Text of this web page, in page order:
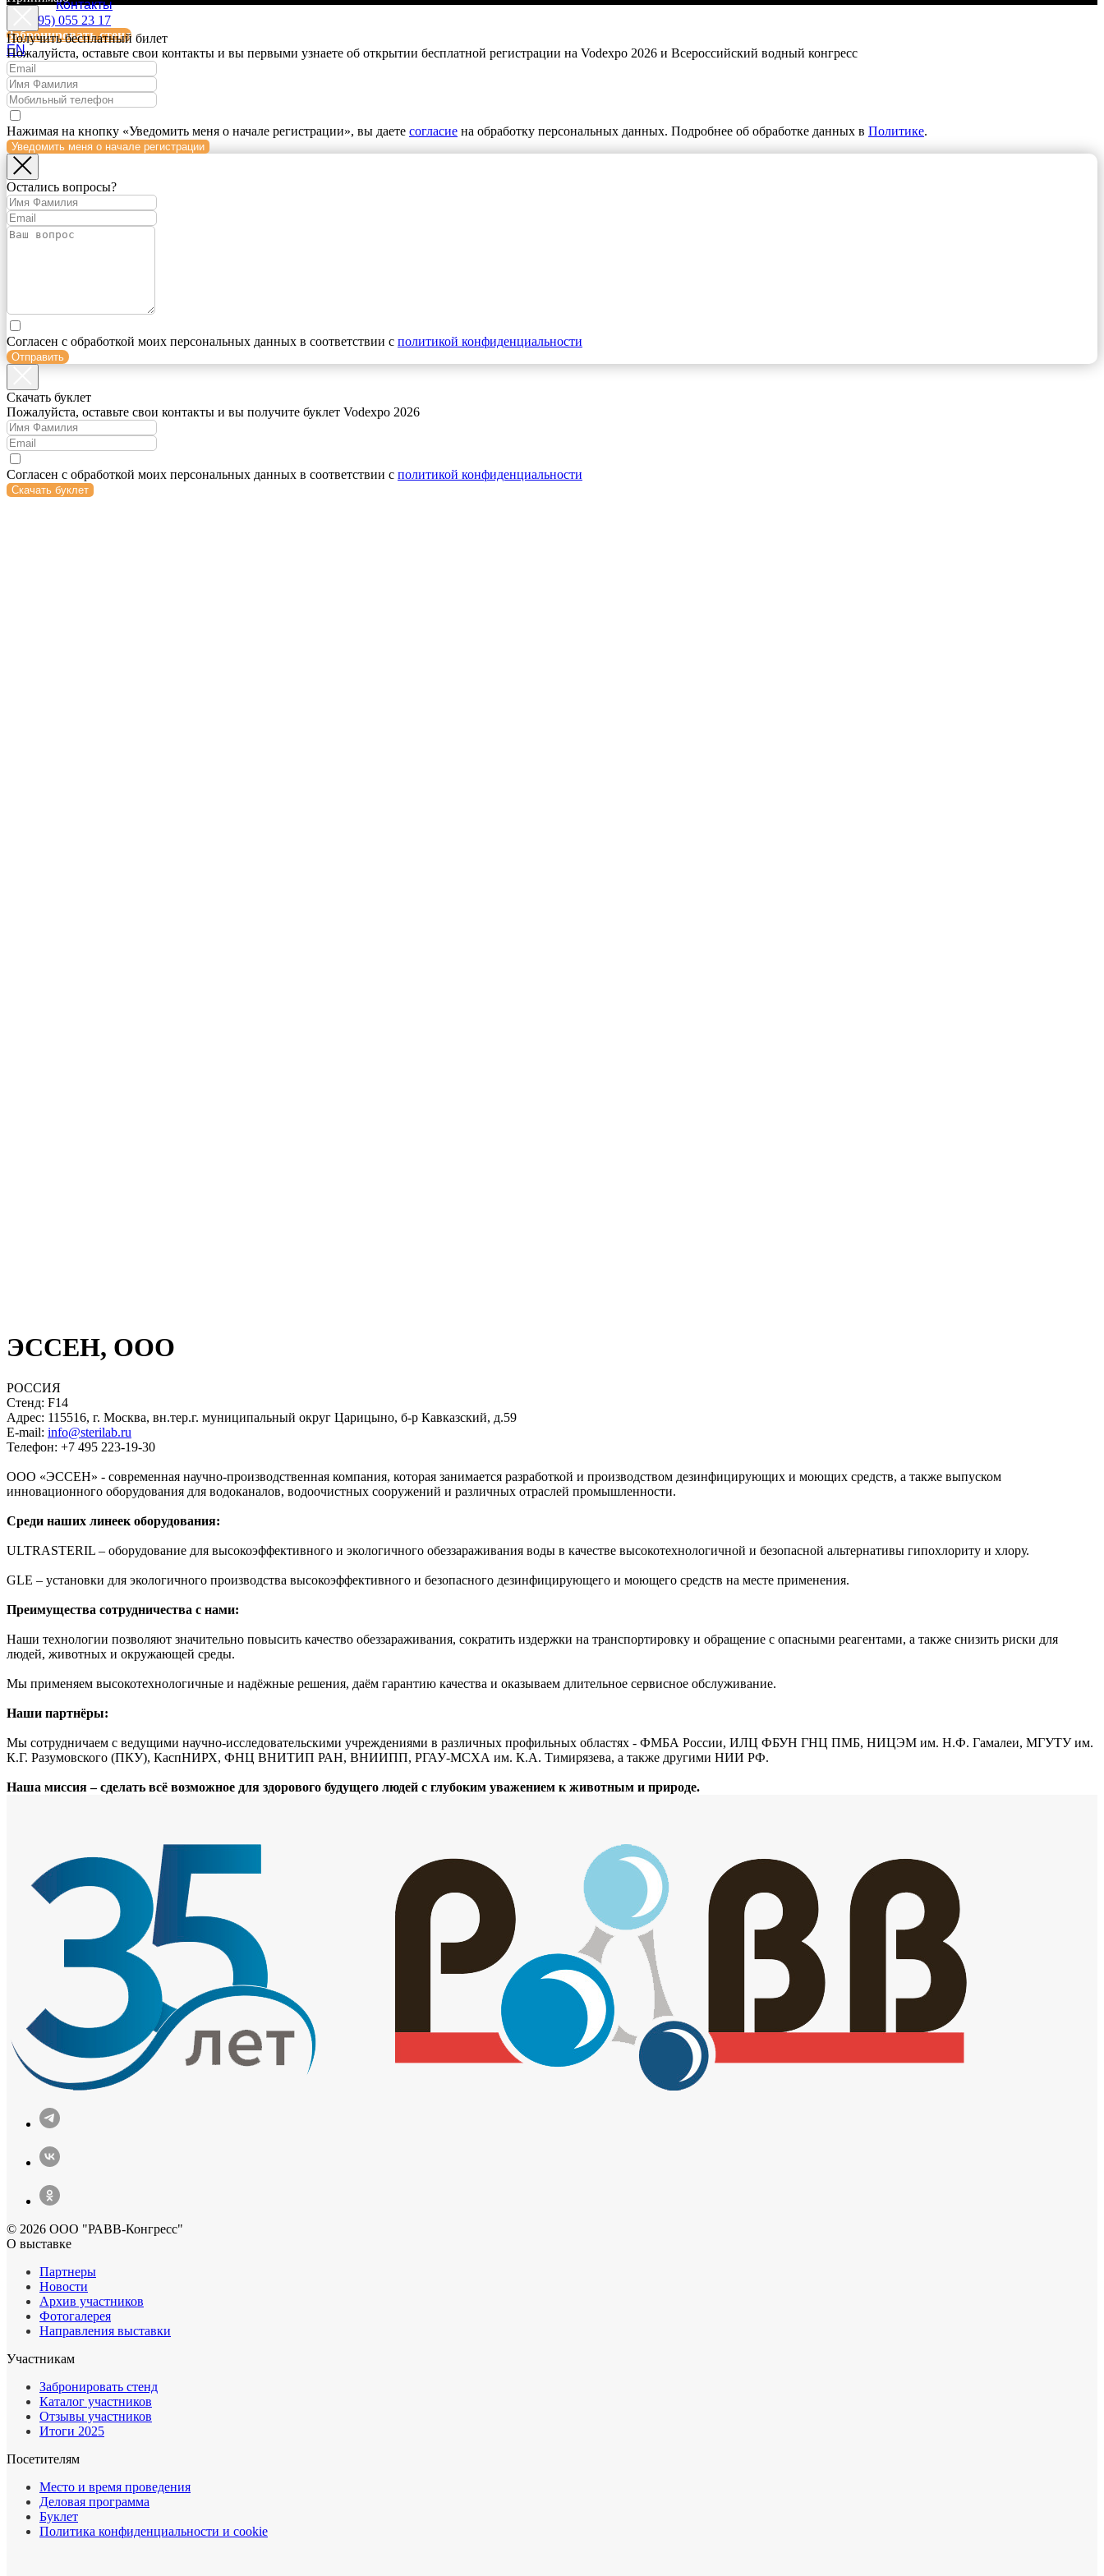
+ 7 (495) 055 23 17
Забронировать стенд
EN
Контакты
Получить бесплатный билет
Пожалуйста, оставьте свои контакты и вы первыми узнаете об открытии бесплатной регистрации на Vodexpo 2026 и Всероссийский водный конгресс
Нажимая на кнопку «Уведомить меня о начале регистрации», вы даете согласие на обработку персональных данных. Подробнее об обработке данных в Политике.
Уведомить меня о начале регистрации
Остались вопросы?
Согласен с обработкой моих персональных данных в соответствии с политикой конфиденциальности
Отправить
Cкачать буклет
Пожалуйста, оставьте свои контакты и вы получите буклет Vodexpo 2026
Согласен с обработкой моих персональных данных в соответствии с политикой конфиденциальности
Скачать буклет
ЭССЕН, ООО
РОССИЯ
Стенд: F14
Адрес: 115516, г. Москва, вн.тер.г. муниципальный округ Царицыно, б-р Кавказский, д.59
E-mail: info@sterilab.ru
Телефон: +7 495 223-19-30
ООО «ЭССЕН» - современная научно-производственная компания, которая занимается разработкой и производством дезинфицирующих и моющих средств, а также выпуском
инновационного оборудования для водоканалов, водоочистных сооружений и различных отраслей промышленности.
Среди наших линеек оборудования:
ULTRASTERIL – оборудование для высокоэффективного и экологичного обеззараживания воды в качестве высокотехнологичной и безопасной альтернативы гипохлориту и хлору.
GLE – установки для экологичного производства высокоэффективного и безопасного дезинфицирующего и моющего средств на месте применения.
Преимущества сотрудничества с нами:
Наши технологии позволяют значительно повысить качество обеззараживания, сократить издержки на транспортировку и обращение с опасными реагентами, а также снизить риски для
людей, животных и окружающей среды.
Мы применяем высокотехнологичные и надёжные решения, даём гарантию качества и оказываем длительное сервисное обслуживание.
Наши партнёры:
Мы сотрудничаем с ведущими научно-исследовательскими учреждениями в различных профильных областях - ФМБА России, ИЛЦ ФБУН ГНЦ ПМБ, НИЦЭМ им. Н.Ф. Гамалеи, МГУТУ им.
К.Г. Разумовского (ПКУ), КаспНИРХ, ФНЦ ВНИТИП РАН, ВНИИПП, РГАУ-МСХА им. К.А. Тимирязева, а также другими НИИ РФ.
Наша миссия – сделать всё возможное для здорового будущего людей с глубоким уважением к животным и природе.
© 2026 ООО "РАВВ-Конгресс"
О выставке
Партнеры
Новости
Архив участников
Фотогалерея
Направления выставки
Участникам
Забронировать стенд
Каталог участников
Отзывы участников
Итоги 2025
Посетителям
Место и время проведения
Деловая программа
Буклет
Политика конфиденциальности и cookie